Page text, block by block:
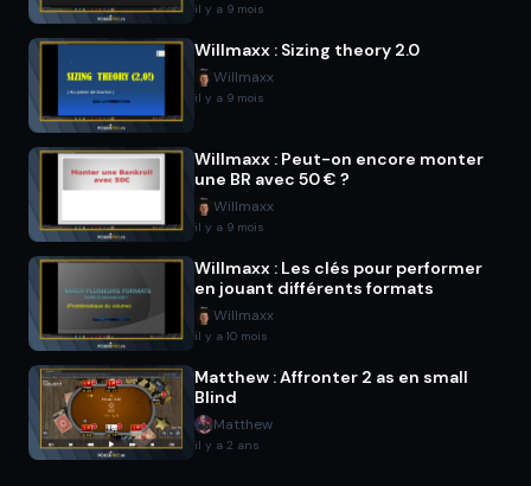
il y a 9 mois
Willmaxx : Sizing theory 2.0
Willmaxx
il y a 9 mois
Willmaxx : Peut-on encore monter
une BR avec 50 € ?
Willmaxx
il y a 9 mois
Willmaxx : Les clés pour performer
en jouant différents formats
Willmaxx
il y a 10 mois
Matthew : Affronter 2 as en small
Blind
Matthew
il y a 2 ans